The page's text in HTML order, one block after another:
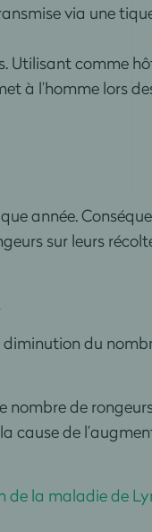
via une
Utilisant comme
à l’homme lors
année.
sur leurs
diminution du
de
cause de
de la maladie de